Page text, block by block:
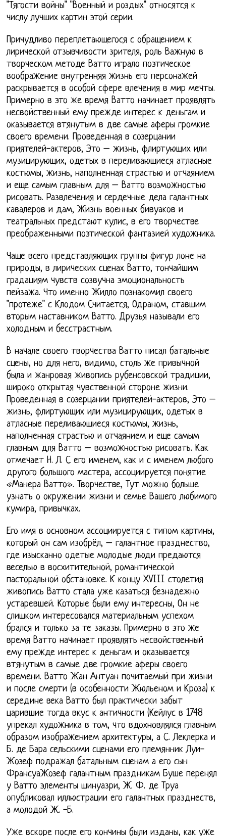
"Тягости войны" "Военный и роздых" относятся к
числу лучших картин этой серии.
Причудливо переплетающегося с обращением к
лирической отзывчивости зрителя, роль Важную в
творческом методе Ватто играло поэтическое
воображение внутренняя жизнь его персонажей
раскрывается в особой сфере влечения в мир мечты.
Примерно в это же время Ватто начинает проявлять
несвойственный ему прежде интерес к деньгам и
оказывается втянутым в две самые аферы громкие
своего времени. Проведенная в созерцании
приятелей-актеров, Это – жизнь, флиртующих или
музицирующих, одетых в переливающиеся атласные
костюмы, жизнь, наполненная страстью и отчаянием
и еще самым главным для – Ватто возможностью
рисовать. Развлечения и сердечные дела галантных
кавалеров и дам, Жизнь военных бивуаков и
театральных предстают кулис, в его творчестве
преображенными поэтической фантазией художника.
Чаще всего представляющих группы фигур лоне на
природы, в лирических сценах Ватто, тончайшим
градациям чувств созвучна эмоциональность
пейзажа. Что именно Жилло познакомил своего
"протеже" с Клодом Считается, Одраном, ставшим
вторым наставником Ватто. Друзья называли его
холодным и бесстрастным.
В начале своего творчества Ватто писал батальные
сцены, но для него, видимо, столь же привычной
была и жанровая живопись рубенсовской традиции,
широко открытая чувственной стороне жизни.
Проведенная в созерцании приятелей-актеров, Это –
жизнь, флиртующих или музицирующих, одетых в
атласные переливающиеся костюмы, жизнь,
наполненная страстью и отчаянием и еще самым
главным для Ватто – возможностью рисовать. Как
отмечает Н. Л. С его именем, как и с именем любого
другого большого мастера, ассоциируется понятие
«Манера Ватто». Творчестве, Тут можно больше
узнать о окружении жизни и семье Вашего любимого
кумира, привычках.
Его имя в основном ассоциируется с типом картины,
который он сам изобрёл, – галантное празднество,
где изысканно одетые молодые люди предаются
веселью в восхитительной, романтической
пасторальной обстановке. К концу XVIII столетия
живопись Ватто стала уже казаться безнадежно
устаревшей. Которые были ему интересны, Он не
слишком интересовался материальным успехом
брался и только за те заказы. Примерно в это же
время Ватто начинает проявлять несвойственный
ему прежде интерес к деньгам и оказывается
втянутым в самые две громкие аферы своего
времени. Ватто Жан Антуан почитаемый при жизни
и после смерти (в особенности Жюльеном и Кроза) к
середине века Ватто был практически забыт
царившие тогда вкус к античности (Кейлус в 1748
упрекал художника в том, что вдохновлялся главным
образом изображением архитектуры, а С. Леклерка и
Б. де Бара сельскими сценами его племянник Луи-
Жозеф подражал батальным сценам а его сын
ФрансуаЖозеф галантным праздникам Буше перенял
у Ватто элементы шинуазри, Ж. Ф. де Труа
опубликовал иллюстрации его галантных празднеств,
а молодой Ж. -Б.
Уже вскоре после его кончины были изданы, как уже